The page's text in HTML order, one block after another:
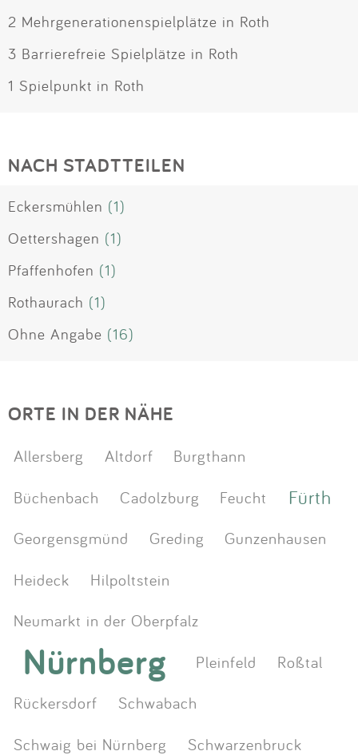
2 Mehrgenerationenspielplätze in Roth
3 Barrierefreie Spielplätze in Roth
1 Spielpunkt in Roth
NACH STADTTEILEN
Eckersmühlen (1)
Oettershagen (1)
Pfaffenhofen (1)
Rothaurach (1)
Ohne Angabe (16)
ORTE IN DER NÄHE
Allersberg Altdorf
Burgthann
Büchenbach
Cadolzburg Feucht Fürth
Georgensgmünd Greding
Gunzenhausen
Heideck
Hilpoltstein
Neumarkt in der Oberpfalz
Nürnberg Pleinfeld
Roßtal
Rückersdorf
Schwabach
Schwaig bei Nürnberg
Schwarzenbruck